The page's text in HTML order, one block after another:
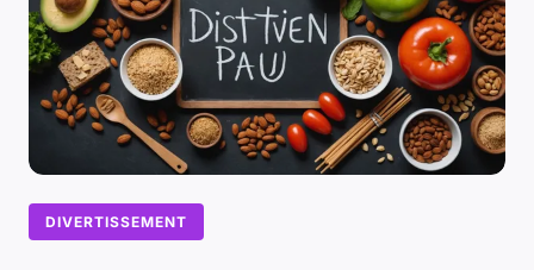
DIVERTISSEMENT